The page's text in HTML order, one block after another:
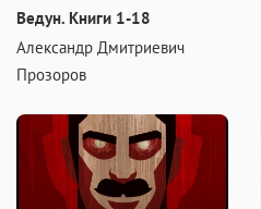
Ведун. Книги 1-18
Александр Дмитриевич
Прозоров